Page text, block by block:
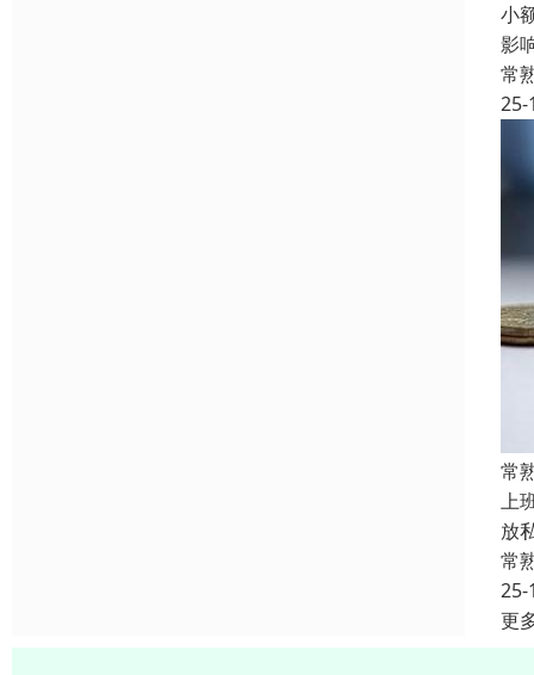
小
影
常
25-
常
上
放
常
25-
更